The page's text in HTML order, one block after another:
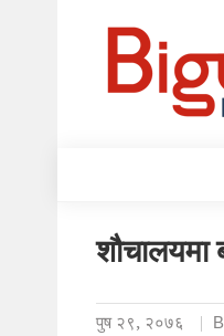
पुष २९, २०७६